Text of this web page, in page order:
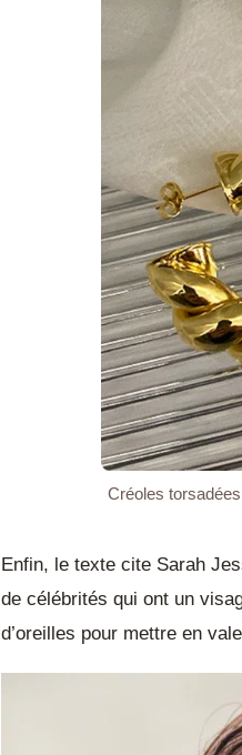
Créoles
Enfin, le texte cite Sarah
de célébrités qui ont un
d’oreilles pour mettre en